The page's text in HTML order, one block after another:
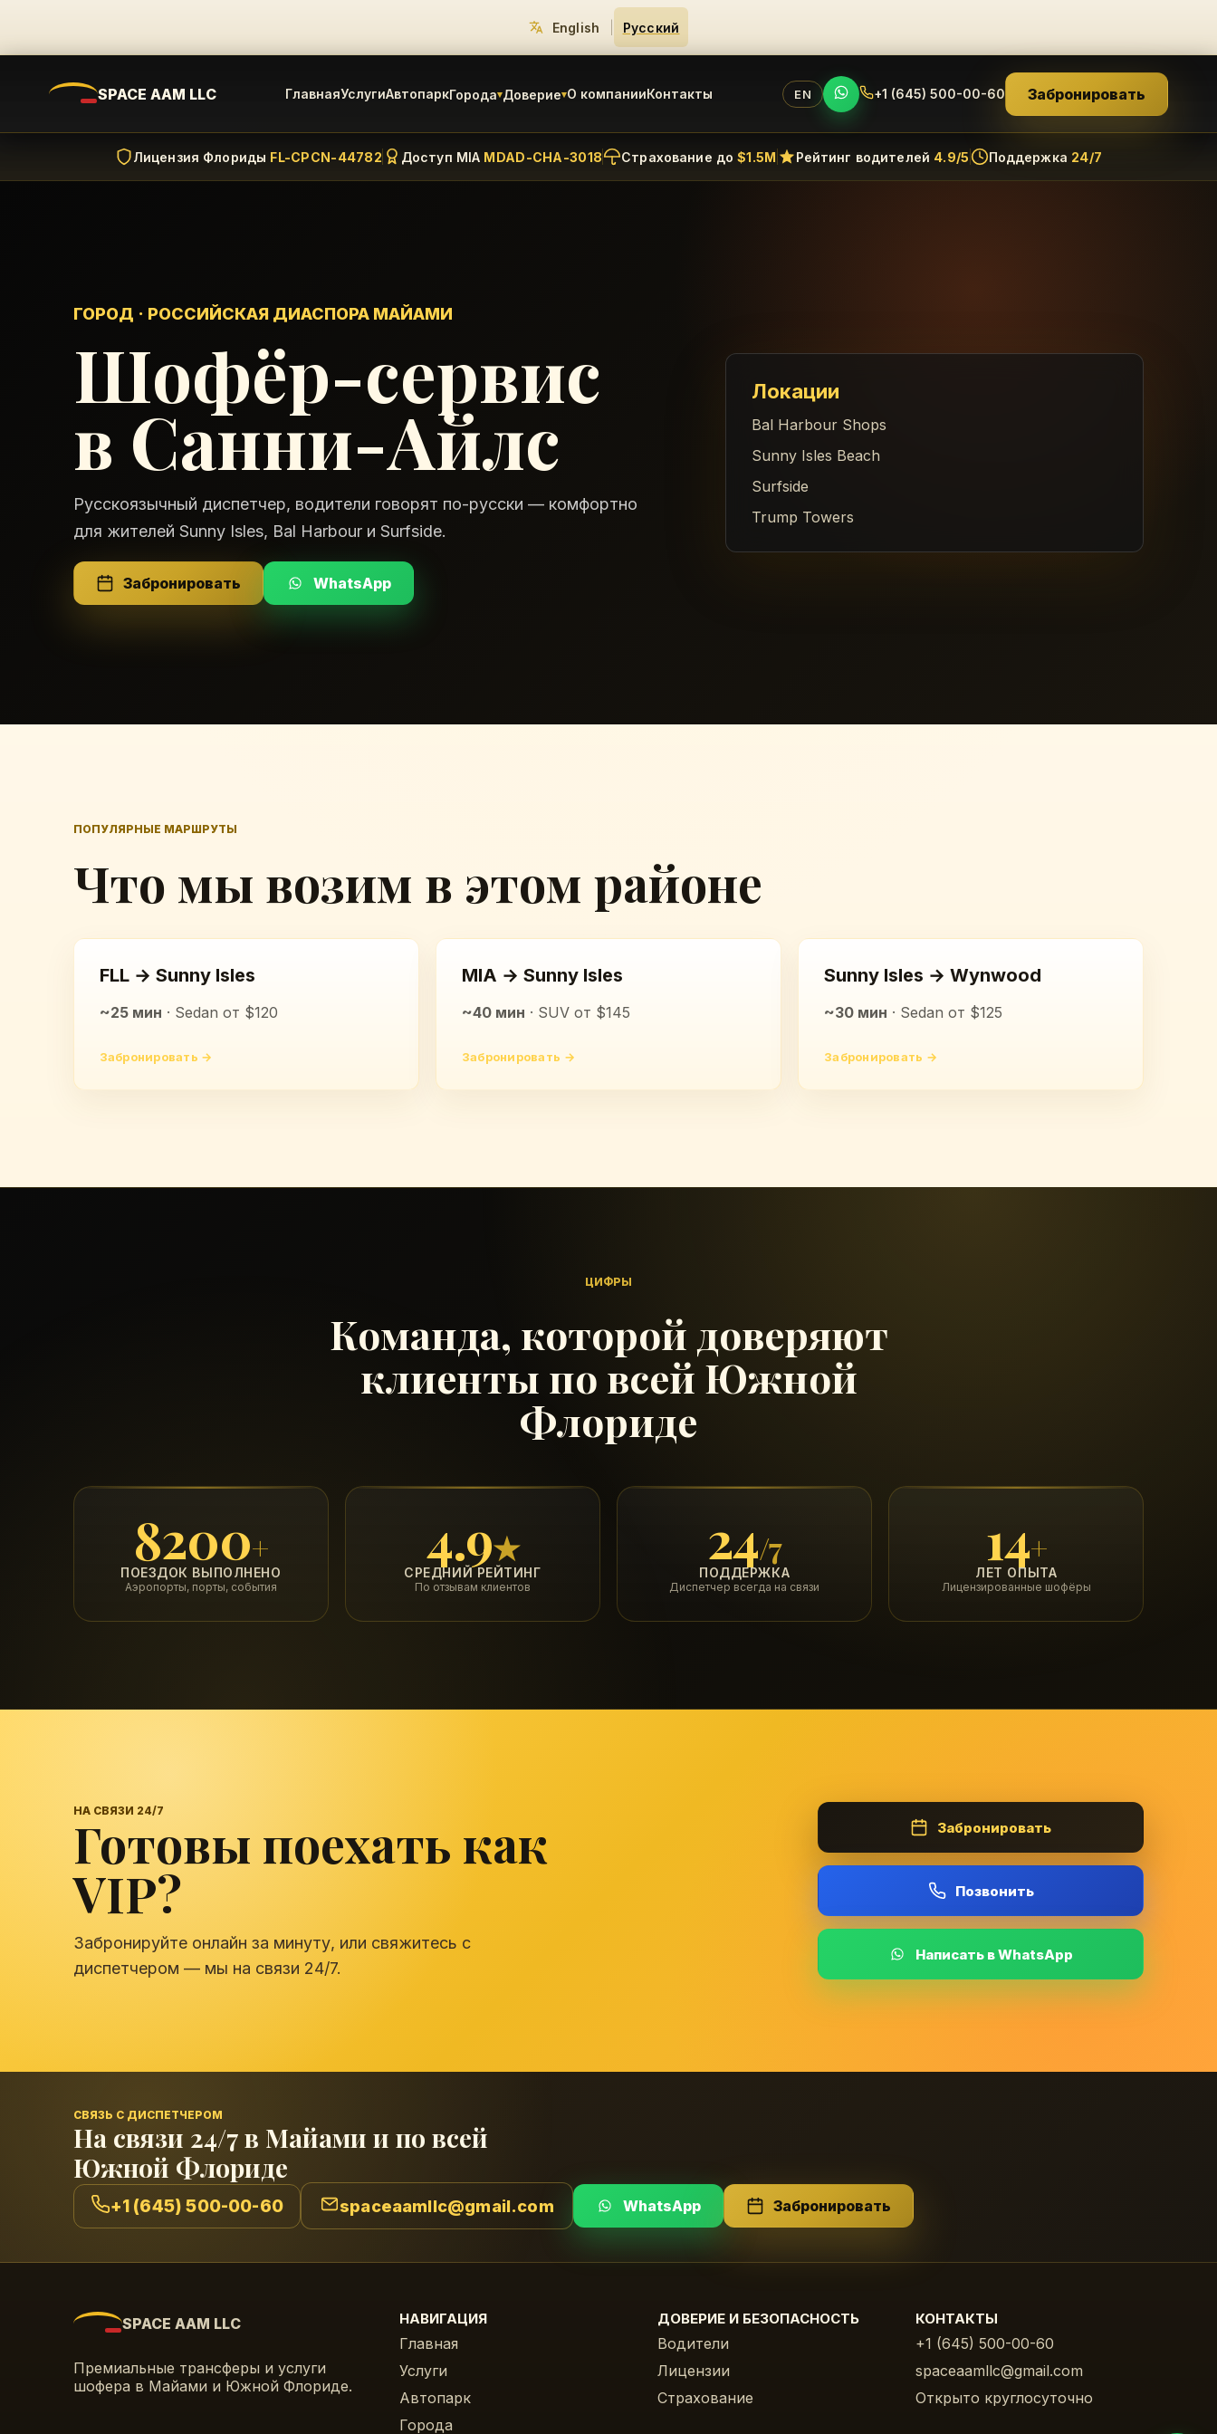
English Русский
SPACE AAM LLC ГлавнаяУслугиАвтопаркГорода▾Доверие▾О компанииКонтакты EN +1 (645) 500-00-60 Забронировать
Лицензия Флориды FL-CPCN-44782 Доступ MIA MDAD-CHA-3018 Страхование до$1.5M Рейтинг водителей 4.9/5 Поддержка 24/7
ГОРОД · РОССИЙСКАЯ ДИАСПОРА МАЙАМИ
Шофёр-сервис
в Санни-Айлс
Русскоязычный диспетчер, водители говорят по-русски — комфортно
для жителей Sunny Isles, Bal Harbour и Surfside.
Забронировать WhatsApp
Локации
Bal Harbour Shops
Sunny Isles Beach
Surfside
Trump Towers
ПОПУЛЯРНЫЕ МАРШРУТЫ
Что мы возим в этом районе
FLL → Sunny Isles
~25 мин · Sedan от $120
Забронировать →
MIA → Sunny Isles
~40 мин · SUV от $145
Забронировать →
Sunny Isles → Wynwood
~30 мин · Sedan от $125
Забронировать →
ЦИФРЫ
Команда, которой доверяют
клиенты по всей Южной
Флориде
8200+
ПОЕЗДОК ВЫПОЛНЕНО
Аэропорты, порты, события
4.9★
СРЕДНИЙ РЕЙТИНГ
По отзывам клиентов
24/7
ПОДДЕРЖКА
Диспетчер всегда на связи
14+
ЛЕТ ОПЫТА
Лицензированные шофёры
НА СВЯЗИ 24/7
Готовы поехать как
VIP?
Забронируйте онлайн за минуту, или свяжитесь с
диспетчером — мы на связи 24/7.
Забронировать
Позвонить
Написать в WhatsApp
СВЯЗЬ С ДИСПЕТЧЕРОМ
На связи 24/7 в Майами и по всей
Южной Флориде
+1 (645) 500-00-60 spaceaamllc@gmail.com WhatsApp Забронировать
SPACE AAM LLC
Премиальные трансферы и услуги
шофера в Майами и Южной Флориде.
НАВИГАЦИЯ
Главная
Услуги
Автопарк
Города
ДОВЕРИЕ И БЕЗОПАСНОСТЬ
Водители
Лицензии
Страхование
КОНТАКТЫ
+1 (645) 500-00-60
spaceaamllc@gmail.com
Открыто круглосуточно